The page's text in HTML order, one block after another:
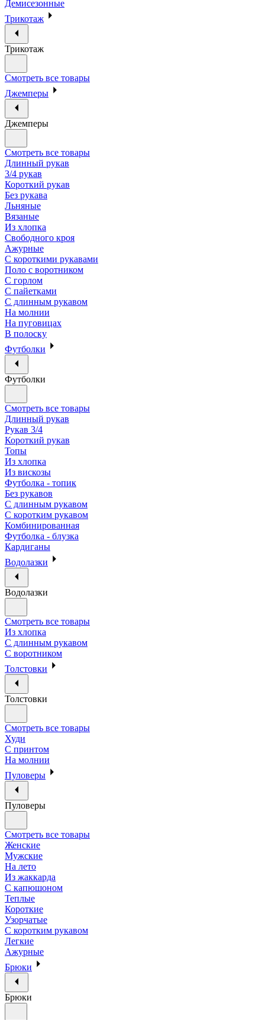
Демисезонные
Трикотаж
Трикотаж
Смотреть все товары
Джемперы
Джемперы
Смотреть все товары
Длинный рукав
3/4 рукав
Короткий рукав
Без рукава
Льняные
Вязаные
Из хлопка
Свободного кроя
Ажурные
С короткими рукавами
Поло с воротником
С горлом
С пайетками
С длинным рукавом
На молнии
На пуговицах
В полоску
Футболки
Футболки
Смотреть все товары
Длинный рукав
Рукав 3/4
Короткий рукав
Топы
Из хлопка
Из вискозы
Футболка - топик
Без рукавов
С длинным рукавом
С коротким рукавом
Комбинированная
Футболка - блузка
Кардиганы
Водолазки
Водолазки
Смотреть все товары
Из хлопка
С длинным рукавом
С воротником
Толстовки
Толстовки
Смотреть все товары
Худи
С принтом
На молнии
Пуловеры
Пуловеры
Смотреть все товары
Женские
Мужские
На лето
Из жаккарда
С капюшоном
Теплые
Короткие
Узорчатые
С коротким рукавом
Легкие
Ажурные
Брюки
Брюки